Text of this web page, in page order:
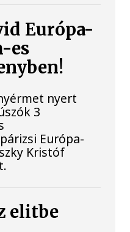
Európa-
es
nyert
3
Európa-
Kristóf
elitbe